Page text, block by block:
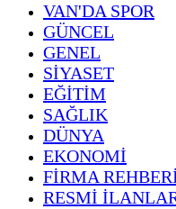
VAN'DA SPOR
GÜNCEL
GENEL
SİYASET
EĞİTİM
SAĞLIK
DÜNYA
EKONOMİ
FİRMA
RESMİ